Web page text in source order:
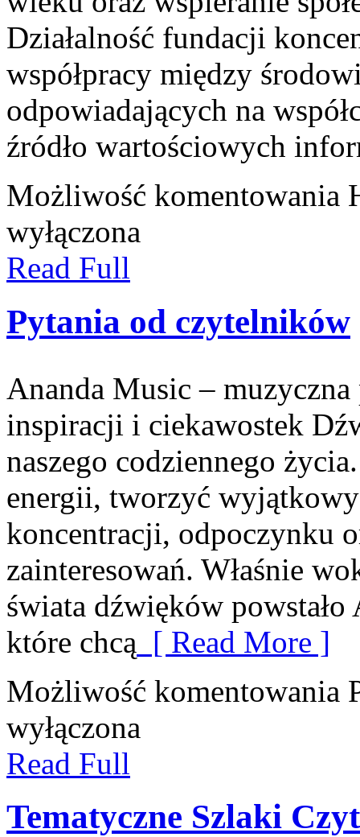
Działalność fundacji
współpracy między
odpowiadających na
źródło wartościowych
Możliwość komentowania
wyłączona
Read Full
Pytania od czytelników
Ananda Music – muzyczna
inspiracji i ciekawostek
naszego codziennego
energii, tworzyć
koncentracji, odpoczynku
zainteresowań. Właśnie
świata dźwięków
które chcą [ Read More ]
Możliwość komentowania
wyłączona
Read Full
Tematyczne Szlaki